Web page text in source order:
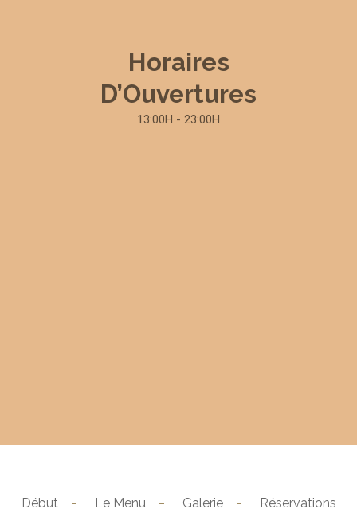
Horaires
D’Ouvertures
13:00H - 23:00H
Début Le Menu Galerie Réservations